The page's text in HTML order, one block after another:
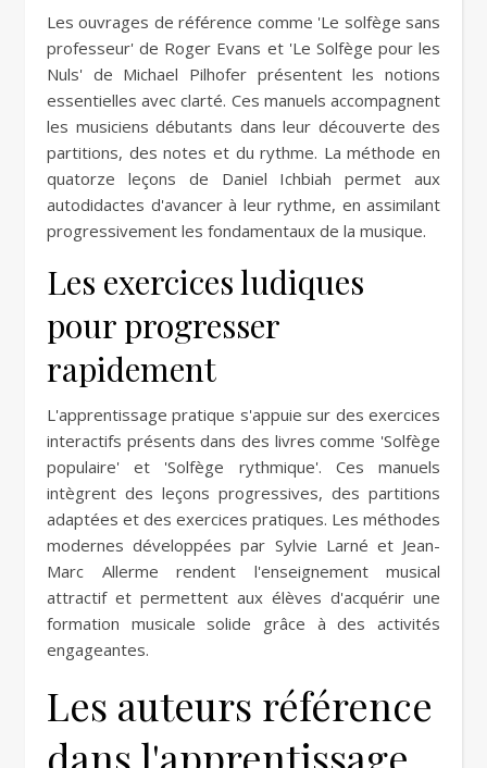
Les ouvrages de référence comme 'Le solfège sans
professeur' de Roger Evans et 'Le Solfège pour les
Nuls' de Michael Pilhofer présentent les notions
essentielles avec clarté. Ces manuels accompagnent
les musiciens débutants dans leur découverte des
partitions, des notes et du rythme. La méthode en
quatorze leçons de Daniel Ichbiah permet aux
autodidactes d'avancer à leur rythme, en assimilant
progressivement les fondamentaux de la musique.
Les exercices ludiques
pour progresser
rapidement
L'apprentissage pratique s'appuie sur des exercices
interactifs présents dans des livres comme 'Solfège
populaire' et 'Solfège rythmique'. Ces manuels
intègrent des leçons progressives, des partitions
adaptées et des exercices pratiques. Les méthodes
modernes développées par Sylvie Larné et Jean-
Marc Allerme rendent l'enseignement musical
attractif et permettent aux élèves d'acquérir une
formation musicale solide grâce à des activités
engageantes.
Les auteurs référence